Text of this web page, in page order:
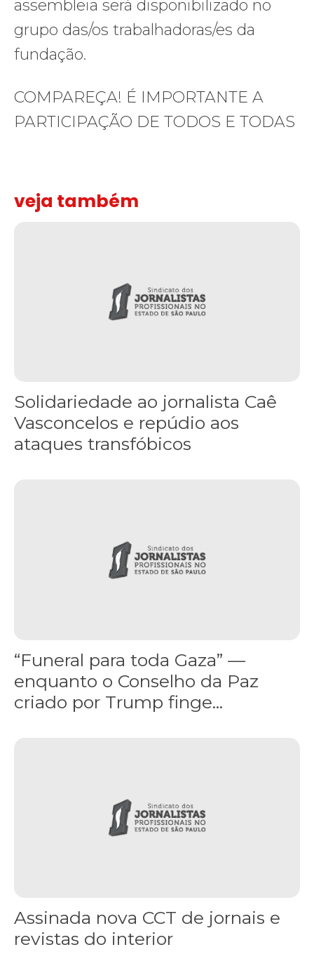
assembleia será disponibilizado no
grupo das/os trabalhadoras/es da
fundação.
COMPAREÇA! É IMPORTANTE A
PARTICIPAÇÃO DE TODOS E TODAS
veja também
Solidariedade ao jornalista Caê
Vasconcelos e repúdio aos
ataques transfóbicos
“Funeral para toda Gaza” —
enquanto o Conselho da Paz
criado por Trump finge...
Assinada nova CCT de jornais e
revistas do interior